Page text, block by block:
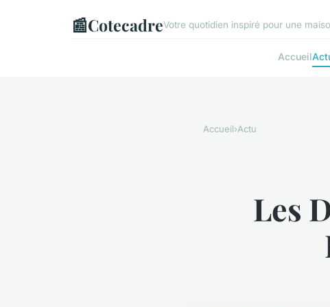
📰CotecadreVotre quotidien inspiré pour une
Accueil
Accueil›Actu
Les